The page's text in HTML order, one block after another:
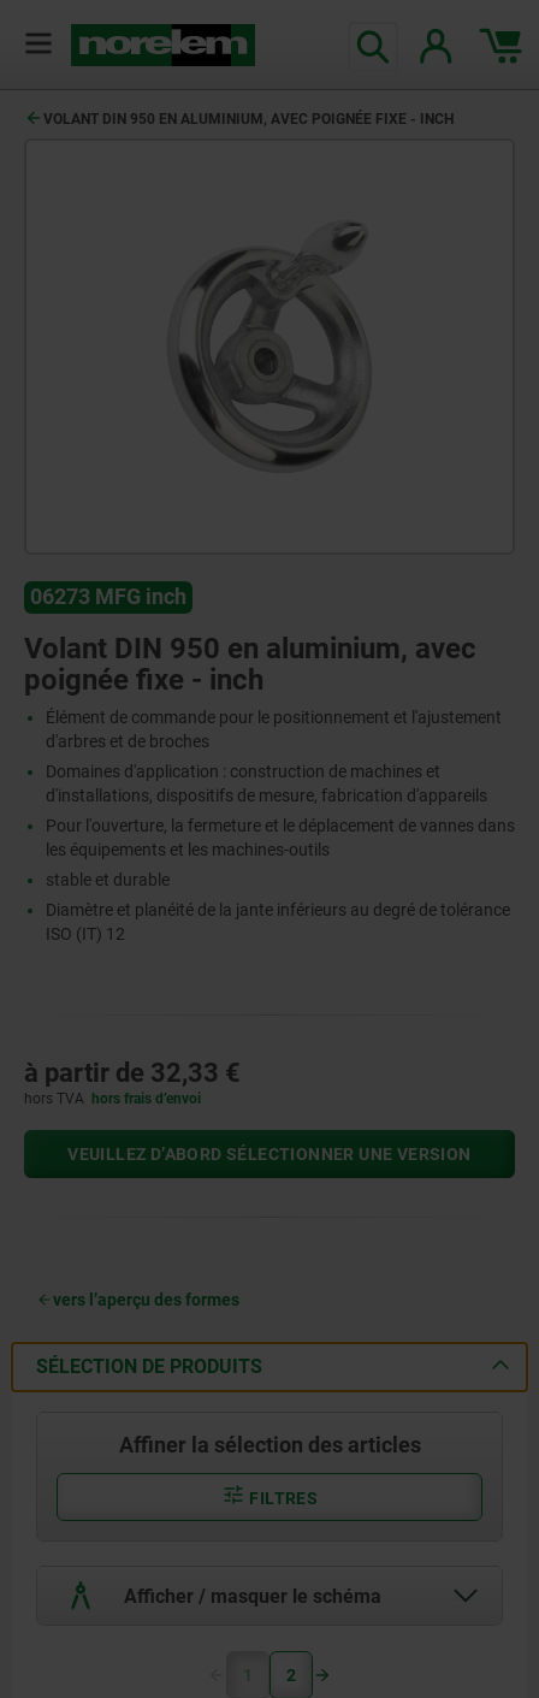
VOLANT DIN 950 EN ALUMINIUM, AVEC POIGNÉE FIXE - INCH
06273 MFG inch
Volant DIN 950 en aluminium, avec
poignée fixe - inch
Élément de commande pour le positionnement et l'ajustement
d'arbres et de broches
Domaines d'application : construction de machines et
d'installations, dispositifs de mesure, fabrication d'appareils
Pour l'ouverture, la fermeture et le déplacement de vannes dans
les équipements et les machines-outils
stable et durable
Diamètre et planéité de la jante inférieurs au degré de tolérance
ISO (IT) 12
à partir de 32,33 €
hors TVA hors frais d’envoi
VEUILLEZ D’ABORD SÉLECTIONNER UNE VERSION
vers l’aperçu des formes
SÉLECTION DE PRODUITS
Affiner la sélection des articles
FILTRES
Afficher / masquer le schéma
1 2